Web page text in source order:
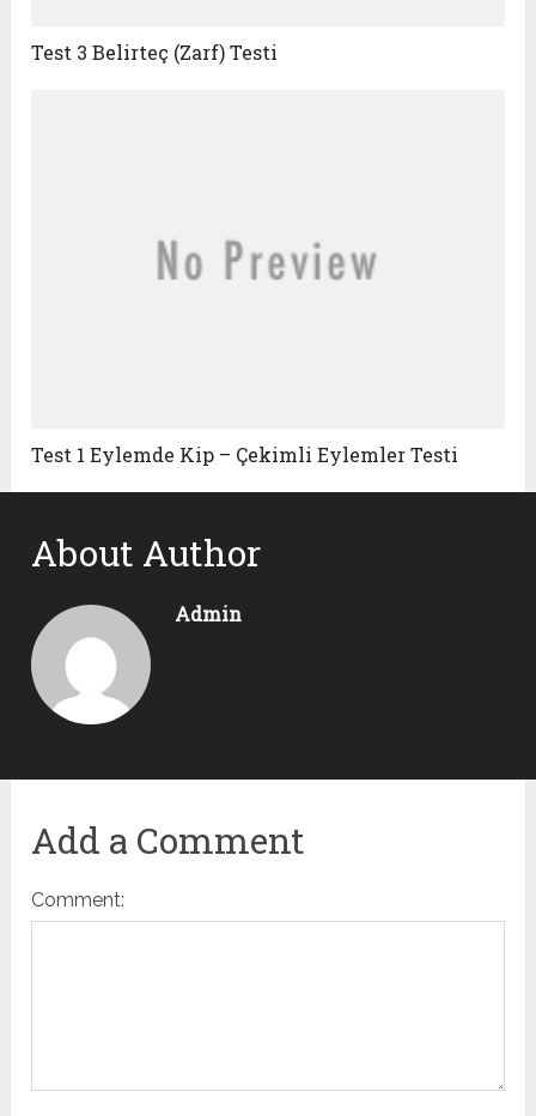
Test 3 Belirteç (Zarf) Testi
Test 1 Eylemde Kip – Çekimli Eylemler Testi
About Author
Admin
Add a Comment
Comment: